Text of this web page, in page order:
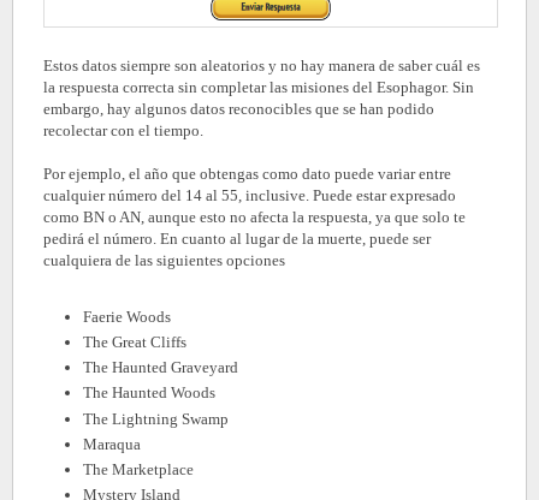
Estos datos siempre son aleatorios y no hay manera de saber cuál es
la respuesta correcta sin completar las misiones del Esophagor. Sin
embargo, hay algunos datos reconocibles que se han podido
recolectar con el tiempo.
Por ejemplo, el año que obtengas como dato puede variar entre
cualquier número del 14 al 55, inclusive. Puede estar expresado
como BN o AN, aunque esto no afecta la respuesta, ya que solo te
pedirá el número. En cuanto al lugar de la muerte, puede ser
cualquiera de las siguientes opciones
Faerie Woods
The Great Cliffs
The Haunted Graveyard
The Haunted Woods
The Lightning Swamp
Maraqua
The Marketplace
Mystery Island